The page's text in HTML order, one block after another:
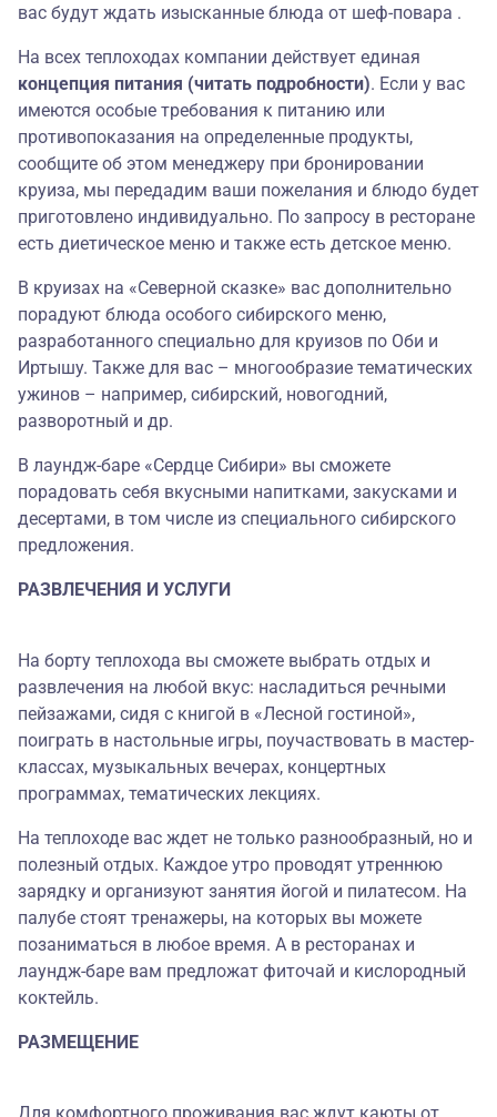
вас будут ждать изысканные блюда от шеф-повара .
На всех теплоходах компании действует единая
концепция питания (читать подробности). Если у вас
имеются особые требования к питанию или
противопоказания на определенные продукты,
сообщите об этом менеджеру при бронировании
круиза, мы передадим ваши пожелания и блюдо будет
приготовлено индивидуально. По запросу в ресторане
есть диетическое меню и также есть детское меню.
В круизах на «Северной сказке» вас дополнительно
порадуют блюда особого сибирского меню,
разработанного специально для круизов по Оби и
Иртышу. Также для вас – многообразие тематических
ужинов – например, сибирский, новогодний,
разворотный и др.
В лаундж-баре «Сердце Сибири» вы сможете
порадовать себя вкусными напитками, закусками и
десертами, в том числе из специального сибирского
предложения.
РАЗВЛЕЧЕНИЯ И УСЛУГИ
На борту теплохода вы сможете выбрать отдых и
развлечения на любой вкус: насладиться речными
пейзажами, сидя с книгой в «Лесной гостиной»,
поиграть в настольные игры, поучаствовать в мастер-
классах, музыкальных вечерах, концертных
программах, тематических лекциях.
На теплоходе вас ждет не только разнообразный, но и
полезный отдых. Каждое утро проводят утреннюю
зарядку и организуют занятия йогой и пилатесом. На
палубе стоят тренажеры, на которых вы можете
позаниматься в любое время. А в ресторанах и
лаундж-баре вам предложат фиточай и кислородный
коктейль.
РАЗМЕЩЕНИЕ